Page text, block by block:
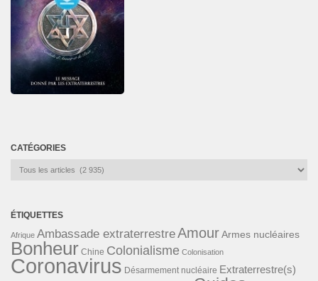
CATÉGORIES
Catégories
ÉTIQUETTES
Afrique Ambassade extraterrestreAmourArmes nucléaires
Bonheur Chine Colonialisme Colonisation
Coronavirus Désarmement nucléaire Extraterrestre(s)